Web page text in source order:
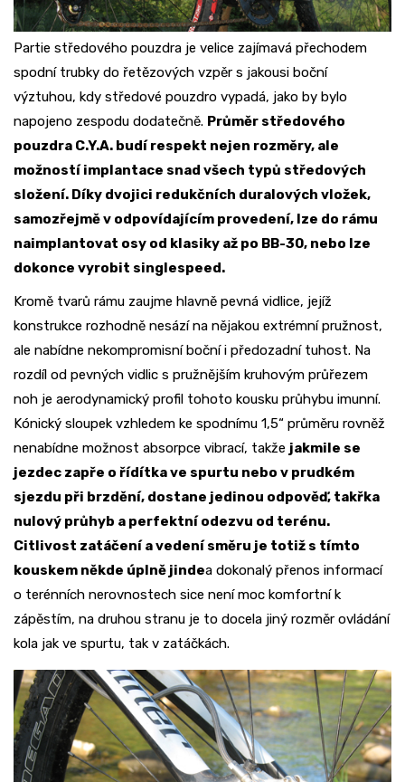
Partie středového pouzdra je velice zajímavá přechodem
spodní trubky do řetězových vzpěr s jakousi boční
výztuhou, kdy středové pouzdro vypadá, jako by bylo
napojeno zespodu dodatečně. Průměr středového
pouzdra C.Y.A. budí respekt nejen rozměry, ale
možností implantace snad všech typů středových
složení. Díky dvojici redukčních duralových vložek,
samozřejmě v odpovídajícím provedení, lze do rámu
naimplantovat osy od klasiky až po BB-30, nebo lze
dokonce vyrobit singlespeed.
Kromě tvarů rámu zaujme hlavně pevná vidlice, jejíž
konstrukce rozhodně nesází na nějakou extrémní pružnost,
ale nabídne nekompromisní boční i předozadní tuhost. Na
rozdíl od pevných vidlic s pružnějším kruhovým průřezem
noh je aerodynamický profil tohoto kousku průhybu imunní.
Kónický sloupek vzhledem ke spodnímu 1,5“ průměru rovněž
nenabídne možnost absorpce vibrací, takže jakmile se
jezdec zapře o řídítka ve spurtu nebo v prudkém
sjezdu při brzdění, dostane jedinou odpověď, takřka
nulový průhyb a perfektní odezvu od terénu.
Citlivost zatáčení a vedení směru je totiž s tímto
kouskem někde úplně jindea dokonalý přenos informací
o terénních nerovnostech sice není moc komfortní k
zápěstím, na druhou stranu je to docela jiný rozměr ovládání
kola jak ve spurtu, tak v zatáčkách.